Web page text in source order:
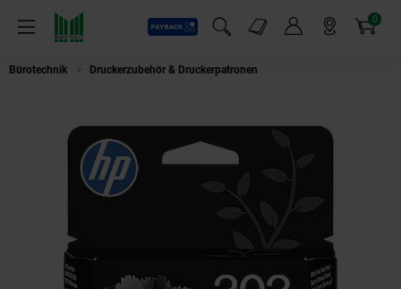
Menü
Payback
Suchfeld einblenden
Markt-Angebote 0
Artikel
Bürotechnik Druckerzubehör & Druckerpatronen